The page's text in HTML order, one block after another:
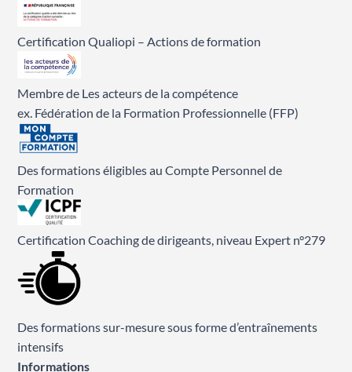
Certification Qualiopi – Actions de formation
Membre de Les acteurs de la compétence
ex. Fédération de la Formation Professionnelle (FFP)
Des formations éligibles au Compte Personnel de
Formation
Certification Coaching de dirigeants, niveau Expert n°279
Des formations sur-mesure sous forme d’entraînements
intensifs
Informations